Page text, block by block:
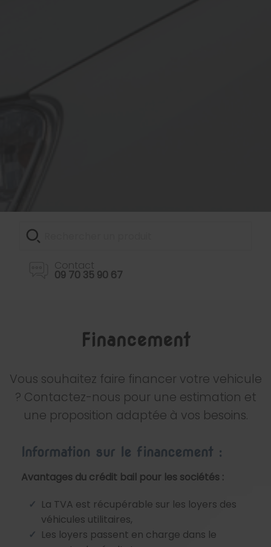
Contact
09 70 35 90 67
Financement
Vous souhaitez faire financer votre vehicule
? Contactez-nous pour une estimation et
une proposition adaptée à vos besoins.
Information sur le financement :
Avantages du crédit bail pour les sociétés :
La TVA est récupérable sur les loyers des
véhicules utilitaires,
Les loyers passent en charge dans le